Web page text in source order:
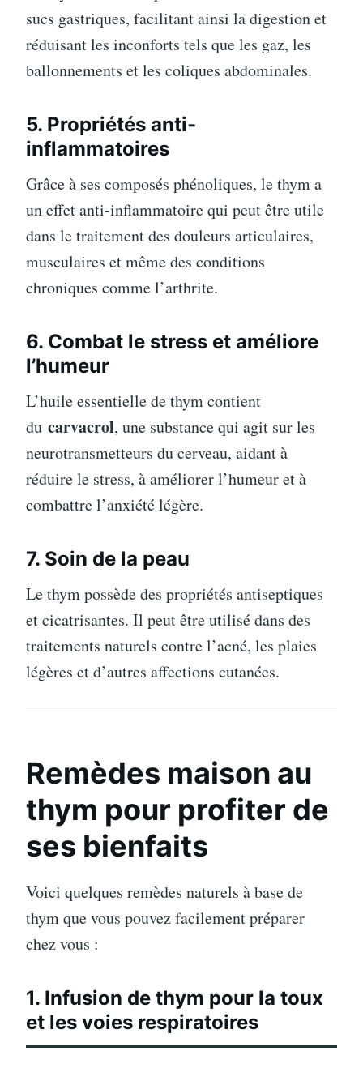
sucs gastriques, facilitant ainsi la digestion et
réduisant les inconforts tels que les gaz, les
ballonnements et les coliques abdominales.
5. Propriétés anti-
inflammatoires
Grâce à ses composés phénoliques, le thym a
un effet anti-inflammatoire qui peut être utile
dans le traitement des douleurs articulaires,
musculaires et même des conditions
chroniques comme l’arthrite.
6. Combat le stress et améliore
l’humeur
L’huile essentielle de thym contient
du carvacrol, une substance qui agit sur les
neurotransmetteurs du cerveau, aidant à
réduire le stress, à améliorer l’humeur et à
combattre l’anxiété légère.
7. Soin de la peau
Le thym possède des propriétés antiseptiques
et cicatrisantes. Il peut être utilisé dans des
traitements naturels contre l’acné, les plaies
légères et d’autres affections cutanées.
Remèdes maison au
thym pour profiter de
ses bienfaits
Voici quelques remèdes naturels à base de
thym que vous pouvez facilement préparer
chez vous :
1. Infusion de thym pour la toux
et les voies respiratoires